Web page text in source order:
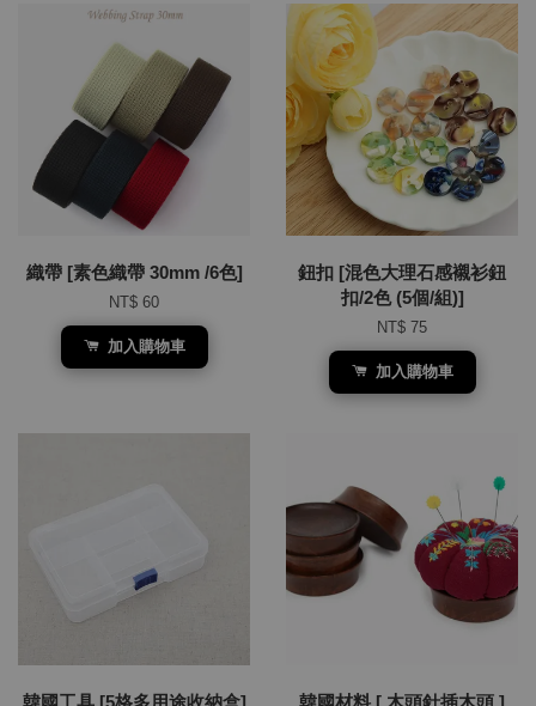
織帶 [素色織帶 30mm /6色]
NT$ 60
加入購物車
鈕扣 [混色大理石感襯衫鈕
扣/2色 (5個/組)]
NT$ 75
加入購物車